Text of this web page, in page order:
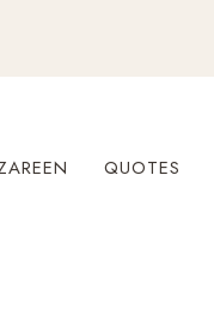
QUOTES